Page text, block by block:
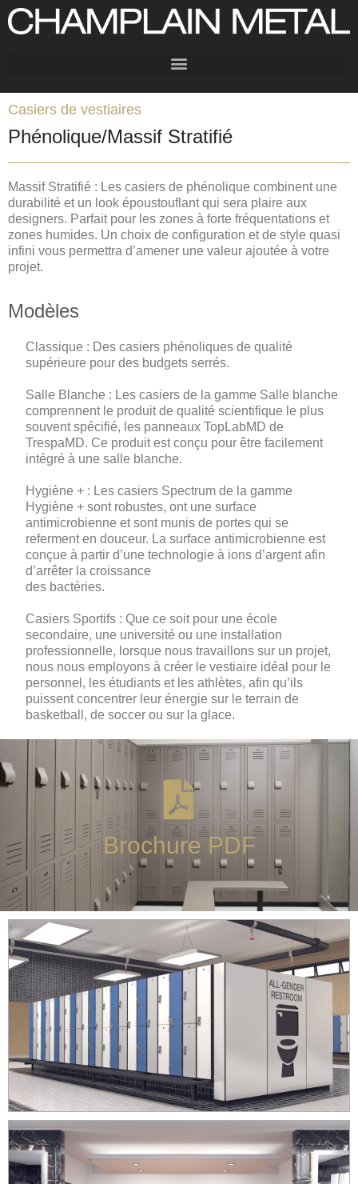
Casiers de vestiaires
Phénolique/Massif Stratifié
Massif Stratifié : Les casiers de phénolique combinent une
durabilité et un look époustouflant qui sera plaire aux
designers. Parfait pour les zones à forte fréquentations et
zones humides. Un choix de configuration et de style quasi
infini vous permettra d’amener une valeur ajoutée à votre
projet.
Modèles
Classique : Des casiers phénoliques de qualité
supérieure pour des budgets serrés.
Salle Blanche : Les casiers de la gamme Salle blanche
comprennent le produit de qualité scientifique le plus
souvent spécifié, les panneaux TopLabMD de
TrespaMD. Ce produit est conçu pour être facilement
intégré à une salle blanche.
Hygiène + : Les casiers Spectrum de la gamme
Hygiène + sont robustes, ont une surface
antimicrobienne et sont munis de portes qui se
referment en douceur. La surface antimicrobienne est
conçue à partir d’une technologie à ions d’argent afin
d’arrêter la croissance
des bactéries.
Casiers Sportifs : Que ce soit pour une école
secondaire, une université ou une installation
professionnelle, lorsque nous travaillons sur un projet,
nous nous employons à créer le vestiaire idéal pour le
personnel, les étudiants et les athlètes, afin qu’ils
puissent concentrer leur énergie sur le terrain de
basketball, de soccer ou sur la glace.
Brochure PDF